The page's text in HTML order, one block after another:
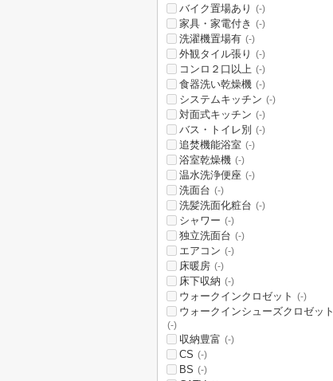
バイク置場あり (-)
家具・家電付き (-)
洗濯機置場有 (-)
外観タイル張り (-)
コンロ２口以上 (-)
食器洗い乾燥機 (-)
システムキッチン (-)
対面式キッチン (-)
バス・トイレ別 (-)
追焚機能浴室 (-)
浴室乾燥機 (-)
温水洗浄便座 (-)
洗面台 (-)
洗髪洗面化粧台 (-)
シャワー (-)
独立洗面台 (-)
エアコン (-)
床暖房 (-)
床下収納 (-)
ウォークインクロゼット (-)
ウォークインシューズクロゼット
(-)
収納豊富 (-)
CS (-)
BS (-)